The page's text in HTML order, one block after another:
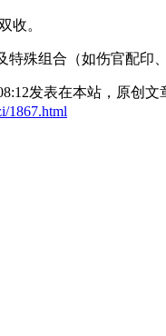
收。
殊组合（如伤官配印
发表在本站，原创
1867.html